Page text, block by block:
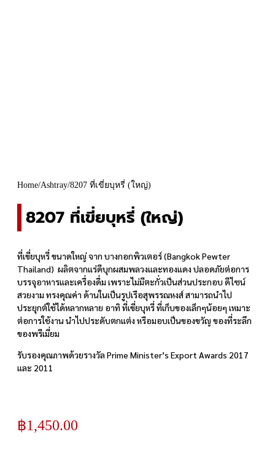
Home/Ashtray/8207 ที่เขี่ยบุหรี่ (ใหญ่)
8207 ที่เขี่ยบุหรี่ (ใหญ่)
ที่เขี่ยบุหรี่ ขนาดใหญ่ จาก บางกอกพิวเตอร์ (Bangkok Pewter
Thailand) ผลิตจากแร่ดีบุกผสมพลวงและทองแดง ปลอดภัยต่อการ
บรรจุอาหารและเครื่องดื่ม เพราะไม่มีตะกั่วเป็นส่วนประกอบ ดีไซน์
สวยงาม ทรงคุณค่า ด้านในเป็นรูปเรือสุพรรณหงส์ สามารถนำไป
ประยุกต์ใช้ได้หลากหลาย อาทิ ที่เขี่ยบุหรี่ ที่เก็บของเล็กๆน้อยๆ เหมาะ
ต่อการใช้งาน นำไปประดับตกแต่ง หรือมอบเป็นของขวัญ ของที่ระลึก
ของพรีเมี่ยม
รับรองคุณภาพด้วยรางวัล Prime Minister’s Export Awards 2017
และ 2011
฿1,450.00